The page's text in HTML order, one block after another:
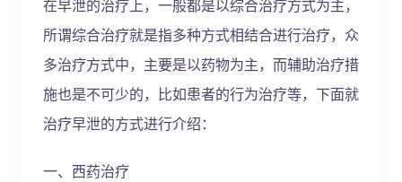
在早泄的治疗上，一般都是以综合治疗方式为主，
所谓综合治疗就是指多种方式相结合进行治疗，众
多治疗方式中，主要是以药物为主，而辅助治疗措
施也是不可少的，比如患者的行为治疗等，下面就
治疗早泄的方式进行介绍：
一、西药治疗